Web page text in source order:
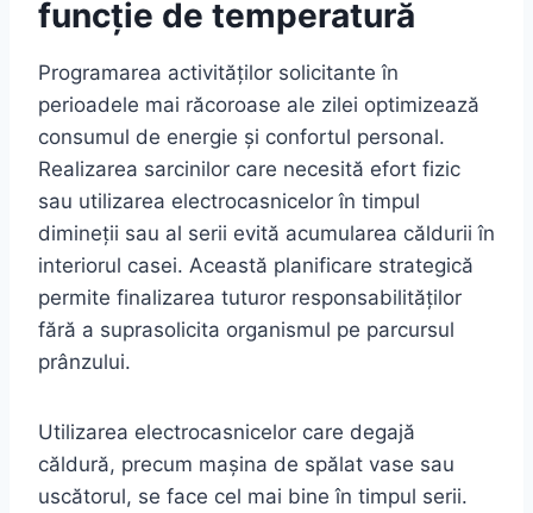
funcție de temperatură
Programarea activităților solicitante în
perioadele mai răcoroase ale zilei optimizează
consumul de energie și confortul personal.
Realizarea sarcinilor care necesită efort fizic
sau utilizarea electrocasnicelor în timpul
dimineții sau al serii evită acumularea căldurii în
interiorul casei. Această planificare strategică
permite finalizarea tuturor responsabilităților
fără a suprasolicita organismul pe parcursul
prânzului.
Utilizarea electrocasnicelor care degajă
căldură, precum mașina de spălat vase sau
uscătorul, se face cel mai bine în timpul serii.